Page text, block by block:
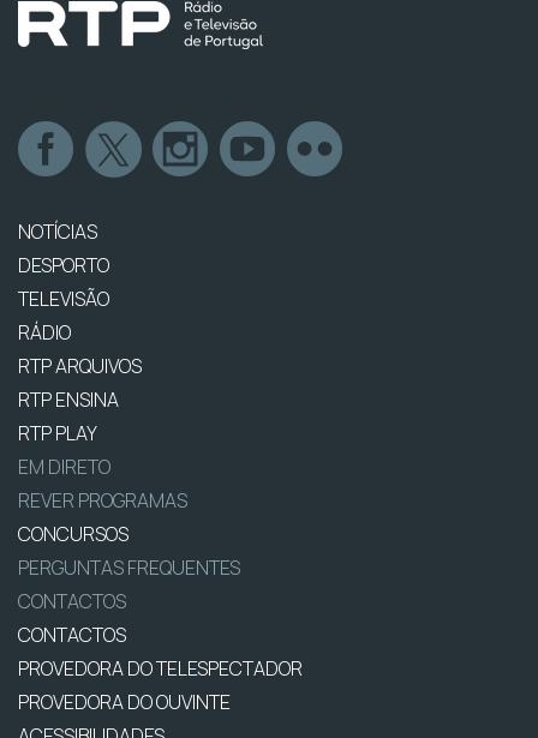
NOTÍCIAS
DESPORTO
TELEVISÃO
RÁDIO
RTP ARQUIVOS
RTP ENSINA
RTP PLAY
EM DIRETO
REVER PROGRAMAS
CONCURSOS
PERGUNTAS FREQUENTES
CONTACTOS
CONTACTOS
PROVEDORA DO TELESPECTADOR
PROVEDORA DO OUVINTE